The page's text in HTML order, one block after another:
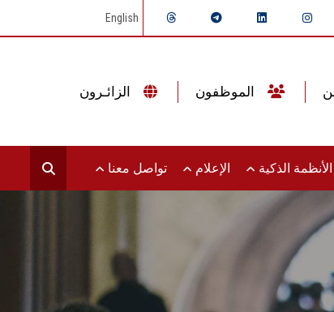
English
الأنظمة الذكية الإعلام تواصل معنا